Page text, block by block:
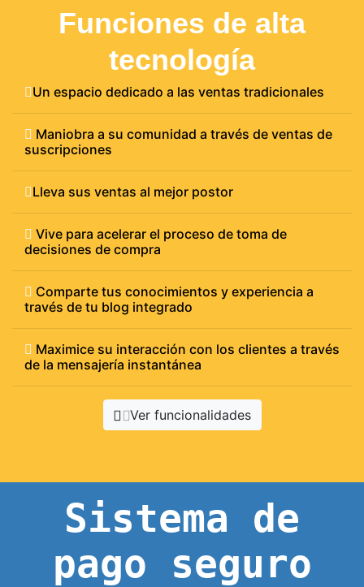
Funciones de alta
tecnología
Un espacio dedicado a las ventas tradicionales
Maniobra a su comunidad a través de ventas de
suscripciones
Lleva sus ventas al mejor postor
Vive para acelerar el proceso de toma de
decisiones de compra
Comparte tus conocimientos y experiencia a
través de tu blog integrado
Maximice su interacción con los clientes a través
de la mensajería instantánea
Ver funcionalidades
Sistema de
pago seguro